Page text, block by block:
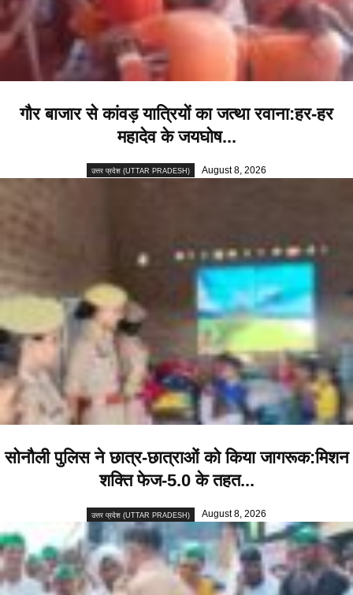
गौर बाजार से कांवड़ यात्रियों का जत्था रवाना:हर-हर
महादेव के जयघोष...
उत्तर प्रदेश (UTTAR PRADESH) August 8, 2026
सोनौली पुलिस ने छात्र-छात्राओं को किया जागरूक:मिशन
शक्ति फेज-5.0 के तहत...
उत्तर प्रदेश (UTTAR PRADESH) August 8, 2026